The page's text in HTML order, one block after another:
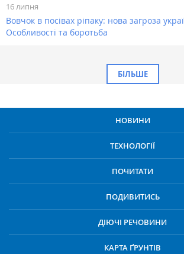
16 липня
Вовчок в посівах ріпаку: нова загроза
Особливості та боротьба
БІЛЬШЕ
НОВИНИ
ТЕХНОЛОГІЇ
ПОЧИТАТИ
ПОДИВИТИСЬ
ДІЮЧІ РЕЧОВИНИ
КАРТА ҐРУНТІВ